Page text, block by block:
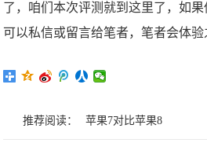
了，咱们本次评测就到这里了，如果
可以私信或留言给笔者，笔者会体验
推荐阅读： 苹果7对比苹果8